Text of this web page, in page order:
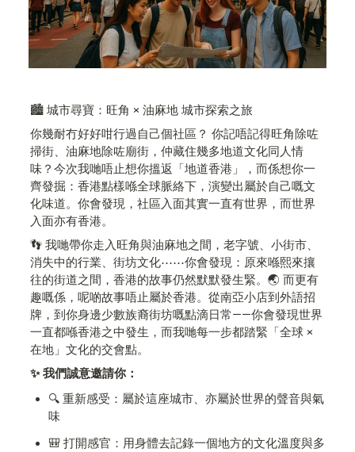
🏙️ 城市尋寶：旺角 × 油麻地 城市探索之旅
你幾耐冇好好咁行過自己個社區？ 你記唔記得旺角除咗
掃街、油麻地除咗廟街，仲藏住幾多地道文化同人情
味？今次我哋唔止想你搵返「地道香港」，而係想你一
齊發掘：香港點樣喺全球脈絡下，演變出屬於自己嘅文
化味道。你會發現，社區入面其實一直有世界，而世界
入面亦有香港。
👣 我哋帶你走入旺角與油麻地之間，老字號、小街市、
消失中的行業、街坊文化⋯⋯你會發現：原來喺熙來攘
往的街道之間，香港的故事仍然默默發生緊。🌏 而更有
趣嘅係，呢啲故事唔止屬於香港。從南亞小店到外語招
牌，到你身邊少數族裔街坊嘅點滴日常——你會發現世界
一直都喺香港之中發生，而我哋每一步都踏緊「全球 ×
在地」文化的交會點。
✨ 我們誠意邀請你：
🔍 重新感受：屬於這座城市、亦屬於世界的聲音與氣
味
🎒 打開感官：用身體去記錄一個地方的文化溫度與多